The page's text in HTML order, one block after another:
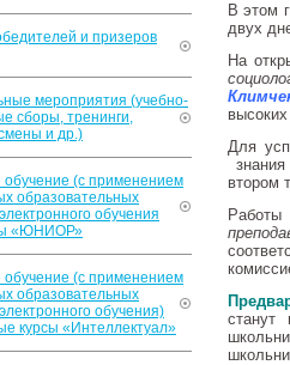
и призеров
мероприятия (учебно-
сборы, тренинги,
и др.)
обучение (с применением
образовательных
обучения
«ЮНИОР»
обучение (с применением
образовательных
обучения)
курсы «Интеллектуал»
В этом
двух
На
Для
втором
станут